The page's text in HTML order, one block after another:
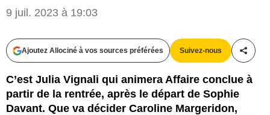
9 juil. 2023 à 19:03
Ajoutez Allociné à vos sources préférées Suivez-nous
C’est Julia Vignali qui animera Affaire conclue à
partir de la rentrée, après le départ de Sophie
Davant. Que va décider Caroline Margeridon,
Gilles GUSTINE/France2